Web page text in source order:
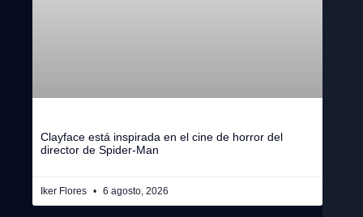
Clayface está inspirada en el cine de horror del
director de Spider-Man
Iker Flores 6 agosto, 2026